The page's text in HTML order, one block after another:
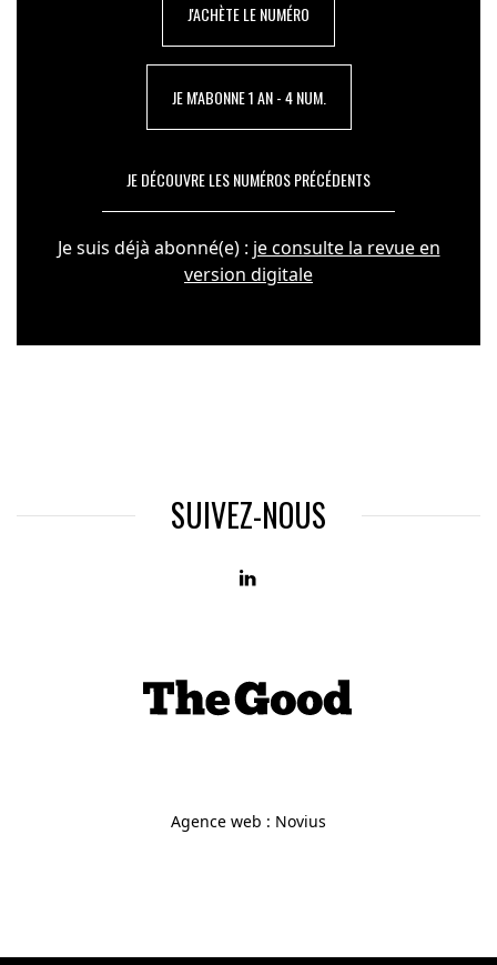
J'ACHÈTE LE NUMÉRO
JE M'ABONNE 1 AN - 4 NUM.
JE DÉCOUVRE LES NUMÉROS PRÉCÉDENTS
Je suis déjà abonné(e) : je consulte la revue en
version digitale
SUIVEZ-NOUS
Agence web : Novius